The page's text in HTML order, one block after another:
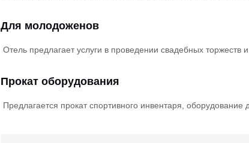
Для молодоженов
Отель предлагает услуги в проведении свадебных
Прокат оборудования
Предлагается прокат спортивного инвентаря, оборудование